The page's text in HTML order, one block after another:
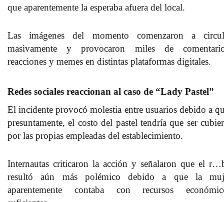
que aparentemente la esperaba afuera del local.
Las imágenes del momento comenzaron a
masivamente y provocaron miles de
reacciones y memes en distintas plataformas digitales.
Redes sociales reaccionan al caso de “Lady Pastel”
El incidente provocó molestia entre usuarios debido a
presuntamente, el costo del pastel tendría que ser
por las propias empleadas del establecimiento.
Internautas criticaron la acción y señalaron que el
resultó aún más polémico debido a que la
aparentemente contaba con recursos